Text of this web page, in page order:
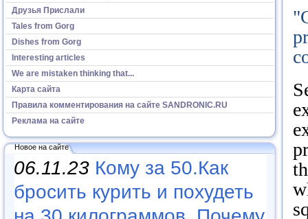
Друзья Прислали
Tales from Gorg
Dishes from Gorg
Interesting articles
We are mistaken thinking that...
Карта сайта
Правила комментирования на сайте SANDRONIC.RU
Реклама на сайте
Новое на сайте
06.11.23 Кому за 50.Как
бросить курить и похудеть